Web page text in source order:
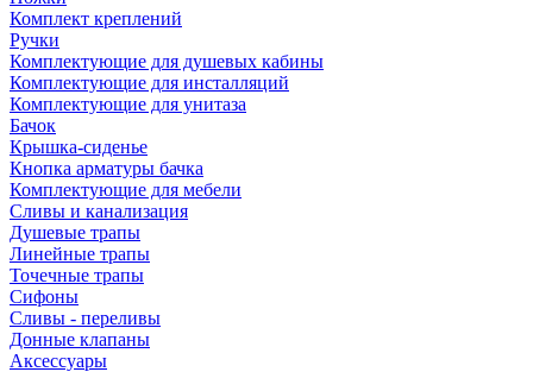
Комплект креплений
Ручки
Комплектующие для душевых кабины
Комплектующие для инсталляций
Комплектующие для унитаза
Бачок
Крышка-сиденье
Кнопка арматуры бачка
Комплектующие для мебели
Сливы и канализация
Душевые трапы
Линейные трапы
Точечные трапы
Сифоны
Сливы - переливы
Донные клапаны
Аксессуары